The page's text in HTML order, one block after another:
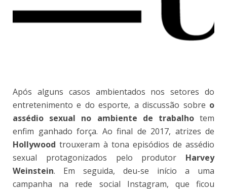
Após alguns casos ambientados nos setores do
entretenimento e do esporte, a discussão sobre o
assédio sexual no ambiente de trabalhotem
enfim ganhado força. Ao final de 2017, atrizes de
Hollywood trouxeram à tona episódios de assédio
sexual protagonizados pelo produtor Harvey
Weinstein. Em seguida, deu-se início a uma
campanha na rede social Instagram, que ficou